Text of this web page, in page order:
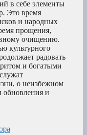
в себе элементы
Это время
и народных
прощения,
очищению.
культурного
радовать
и богатыми
о неизбежном
обновления и